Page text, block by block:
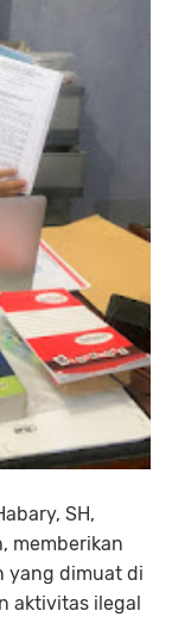
SH,
memberikan
yang dimuat di
aktivitas ilegal